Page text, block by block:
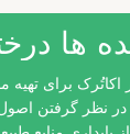
ها
برای تهیه
در نظر گرفتن